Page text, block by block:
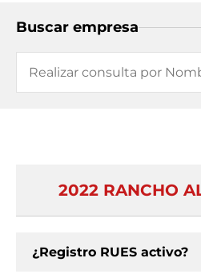
Buscar empresa
2022 RANCHO
¿Registro RUES activo?